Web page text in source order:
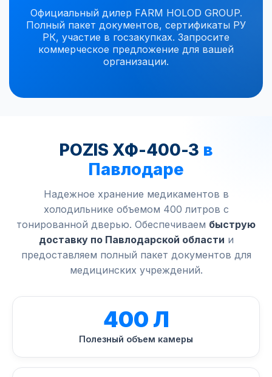
Официальный дилер FARM HOLOD GROUP.
Полный пакет документов, сертификаты РУ
РК, участие в госзакупках. Запросите
коммерческое предложение для вашей
организации.
POZIS ХФ-400-3 в
Павлодаре
Надежное хранение медикаментов в
холодильнике объемом 400 литров с
тонированной дверью. Обеспечиваем быструю
доставку по Павлодарской области и
предоставляем полный пакет документов для
медицинских учреждений.
400 Л
Полезный объем камеры